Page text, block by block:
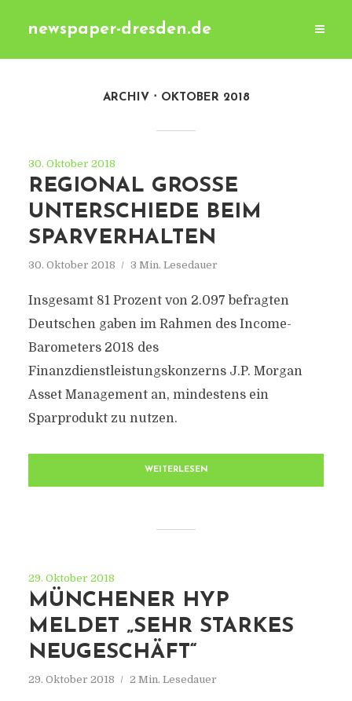
newspaper-dresden.de
ARCHIV OKTOBER 2018
30. Oktober 2018
REGIONAL GROSSE U
NTERSCHIEDE BEIM S
PARVERHALTEN
30. Oktober 2018 3 Min. Lesedauer
Insgesamt 81 Prozent von 2.097 befragten
Deutschen gaben im Rahmen des Income-
Barometers 2018 des
Finanzdienstleistungskonzerns J.P. Morgan
Asset Management an, mindestens ein
Sparprodukt zu nutzen.
WEITERLESEN
29. Oktober 2018
MÜNCHENER HYP
MELDET „SEHR STARKES
NEUGESCHÄFT“
29. Oktober 2018 2 Min. Lesedauer